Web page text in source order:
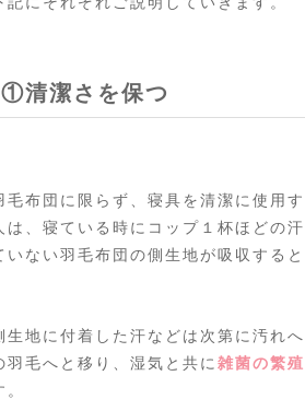
①清潔さを保つ
毛布団に限らず、寝具を清潔に使用
は、寝ている時にコップ１杯ほどの
いない羽毛布団の側生地が吸収する
生地に付着した汗などは次第に汚れ
羽毛へと移り、湿気と共に雑菌の繁